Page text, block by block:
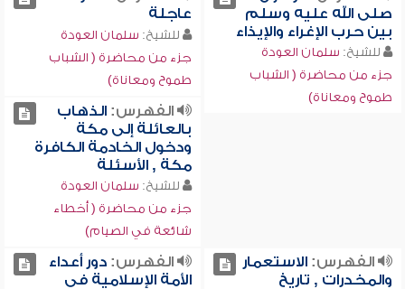
صلى الله عليه وسلم
بين حرب الإغراء والإيذاء
للشيخ: سلمان العودة
جزء من محاضرة ( الشباب
طموح ومعاناة)
عاجلة
للشيخ: سلمان العودة
جزء من محاضرة ( الشباب
طموح ومعاناة)
الفهرس:الذهاب
بالعائلة إلى مكة
ودخول الخادمة الكافرة
مكة , الأسئلة
للشيخ: سلمان العودة
جزء من محاضرة ( أخطاء
شائعة في الصيام)
الفهرس:الاستعمار
والمخدرات , تاريخ
الفهرس:دور أعداء
الأمة الإسلامية في